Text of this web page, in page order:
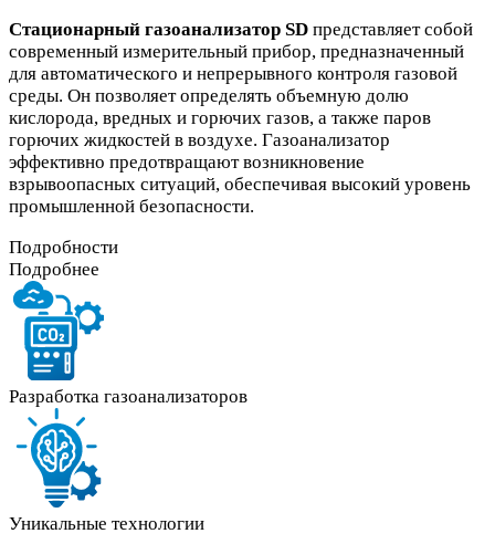
Стационарный газоанализатор SD представляет собой
современный измерительный прибор, предназначенный
для автоматического и непрерывного контроля газовой
среды. Он позволяет определять объемную долю
кислорода, вредных и горючих газов, а также паров
горючих жидкостей в воздухе. Газоанализатор
эффективно предотвращают возникновение
взрывоопасных ситуаций, обеспечивая высокий уровень
промышленной безопасности.
Подробности
Подробнее
Разработка газоанализаторов
Уникальные технологии